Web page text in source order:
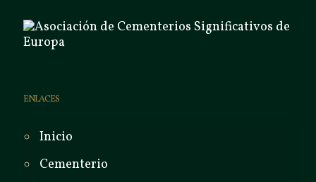
ENLACES
Inicio
Cementerio